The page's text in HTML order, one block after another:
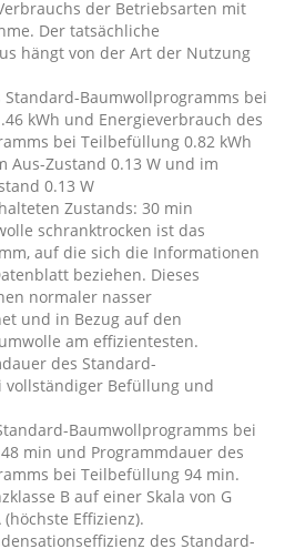
der Betriebsarten mit
Der tatsächliche
hängt von der Art der Nutzung
Baumwollprogramms bei
kWh und Energieverbrauch des
bei Teilbefüllung 0.82 kWh
Aus-Zustand 0.13 W und im
0.13 W
Zustands: 30 min
schranktrocken ist das
auf die sich die Informationen
beziehen. Dieses
normaler nasser
und in Bezug auf den
am effizientesten.
des Standard-
vollständiger Befüllung und
Baumwollprogramms bei
min und Programmdauer des
bei Teilbefüllung 94 min.
B auf einer Skala von G
Effizienz).
des Standard-